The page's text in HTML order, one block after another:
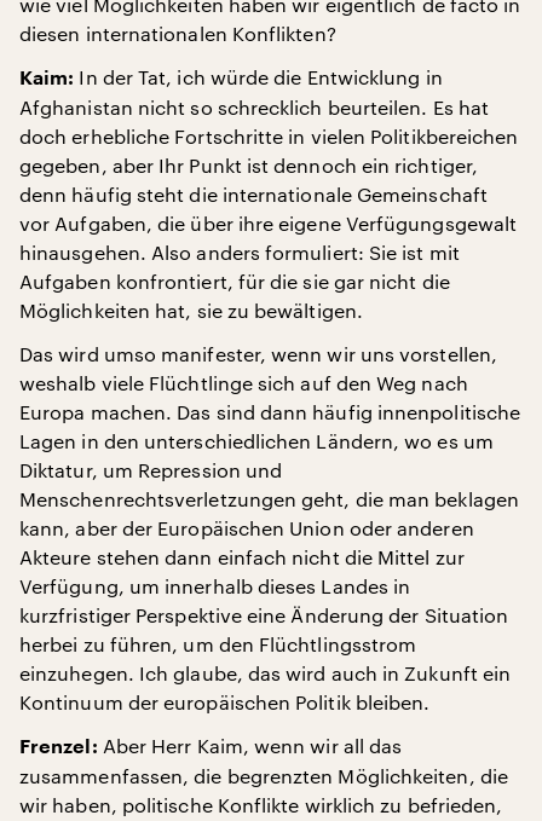
diesen internationalen Konflikten?
Kaim: In der Tat, ich würde die Entwicklung in
Afghanistan nicht so schrecklich beurteilen. Es hat
doch erhebliche Fortschritte in vielen Politikbereichen
gegeben, aber Ihr Punkt ist dennoch ein richtiger,
denn häufig steht die internationale Gemeinschaft
vor Aufgaben, die über ihre eigene Verfügungsgewalt
hinausgehen. Also anders formuliert: Sie ist mit
Aufgaben konfrontiert, für die sie gar nicht die
Möglichkeiten hat, sie zu bewältigen.
Das wird umso manifester, wenn wir uns vorstellen,
weshalb viele Flüchtlinge sich auf den Weg nach
Europa machen. Das sind dann häufig innenpolitische
Lagen in den unterschiedlichen Ländern, wo es um
Diktatur, um Repression und
Menschenrechtsverletzungen geht, die man beklagen
kann, aber der Europäischen Union oder anderen
Akteure stehen dann einfach nicht die Mittel zur
Verfügung, um innerhalb dieses Landes in
kurzfristiger Perspektive eine Änderung der Situation
herbei zu führen, um den Flüchtlingsstrom
einzuhegen. Ich glaube, das wird auch in Zukunft ein
Kontinuum der europäischen Politik bleiben.
Frenzel: Aber Herr Kaim, wenn wir all das
zusammenfassen, die begrenzten Möglichkeiten, die
wir haben, politische Konflikte wirklich zu befrieden,